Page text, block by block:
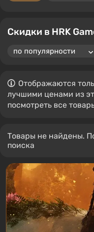
Скидки в HRK
Отображаются
лучшими ценами из
посмотреть все
Товары не найдены.
поиска